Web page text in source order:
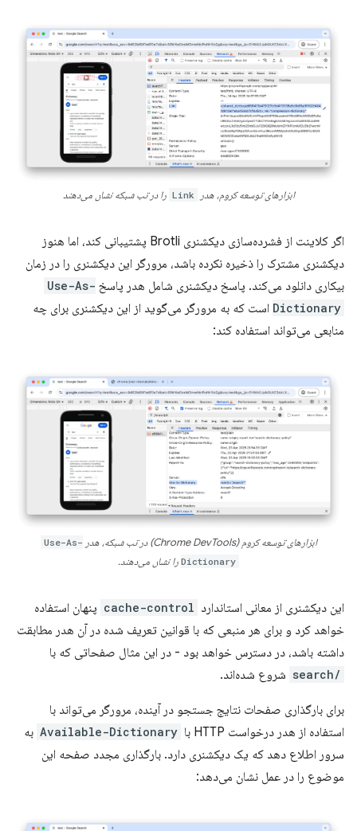
ابزارهای توسعه کروم، هدر Link را در تب شبکه نشان می‌دهند
اگر کلاینت از فشرده‌سازی دیکشنری Brotli پشتیبانی کند، اما هنوز
دیکشنری مشترک را ذخیره نکرده باشد، مرورگر این دیکشنری را در زمان
بیکاری دانلود می‌کند. پاسخ دیکشنری شامل هدر پاسخ Use-As-
Dictionary است که به مرورگر می‌گوید از این دیکشنری برای چه
منابعی می‌تواند استفاده کند:
ابزارهای توسعه کروم (Chrome DevTools) در تب شبکه، هدر
Use-As-
Dictionary را نشان می‌دهند.
این دیکشنری از معانی استاندارد cache-control پنهان استفاده
خواهد کرد و برای هر منبعی که با قوانین تعریف شده در آن هدر مطابقت
داشته باشد، در دسترس خواهد بود - در این مثال صفحاتی که با
/search شروع شده‌اند.
برای بارگذاری صفحات نتایج جستجو در آینده، مرورگر می‌تواند با
استفاده از هدر درخواست HTTP با
Available-Dictionary به
سرور اطلاع دهد که یک دیکشنری دارد. بارگذاری مجدد صفحه این
موضوع را در عمل نشان می‌دهد: